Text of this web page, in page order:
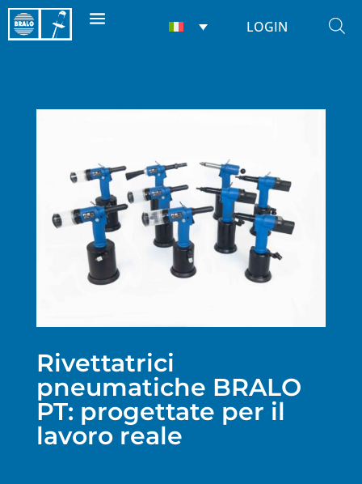
LOGIN
Rivettatrici
pneumatiche BRALO
PT: progettate per il
lavoro reale